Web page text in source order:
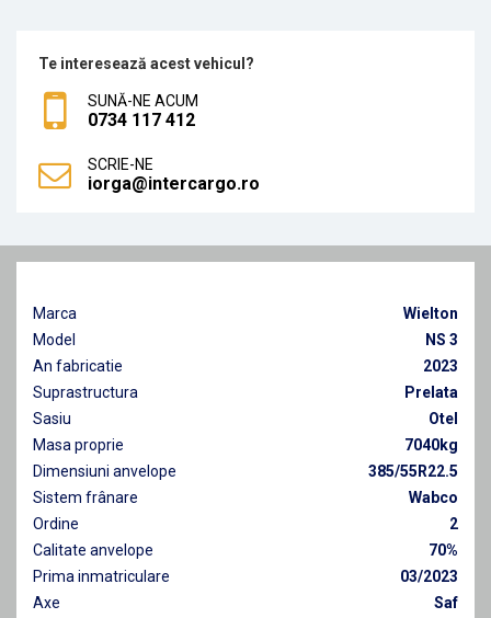
Te interesează acest vehicul?
SUNĂ-NE ACUM
0734 117 412
SCRIE-NE
iorga@intercargo.ro
Marca
Wielton
Model
NS 3
An fabricatie
2023
Suprastructura
Prelata
Sasiu
Otel
Masa proprie
7040kg
Dimensiuni anvelope
385/55R22.5
Sistem frânare
Wabco
Ordine
2
Calitate anvelope
70%
Prima inmatriculare
03/2023
Axe
Saf